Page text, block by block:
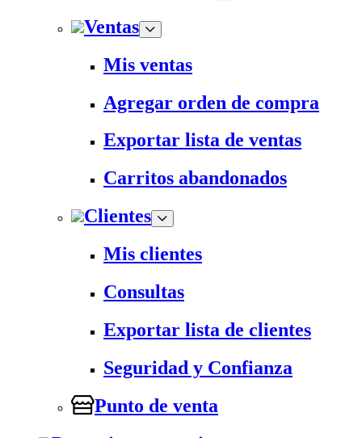
Ventas
Mis ventas
Agregar orden de compra
Exportar lista de ventas
Carritos abandonados
Clientes
Mis clientes
Consultas
Exportar lista de clientes
Seguridad y Confianza
Punto de venta